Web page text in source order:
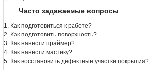
Часто задаваемые вопросы
1. Как подготовиться к работе?
2. Как подготовить поверхность?
3. Как нанести праймер?
4. Как нанести мастику?
5. Как восстановить дефектные участки покрытия?